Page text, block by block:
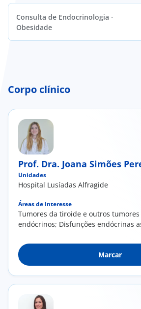
Consulta de Endocrinologia -
Obesidade
Corpo clínico
Prof. Dra. Joana Simões
Unidades
Hospital Lusíadas Alfragide
Áreas de Interesse
Tumores da tiroide e outros tumores
endócrinos; Disfunções endócrinas
paratiroides; Alterações endócrinas
ovários/testículos que afetem a
estrogénios/testosterona;
Diabetes
Marcar